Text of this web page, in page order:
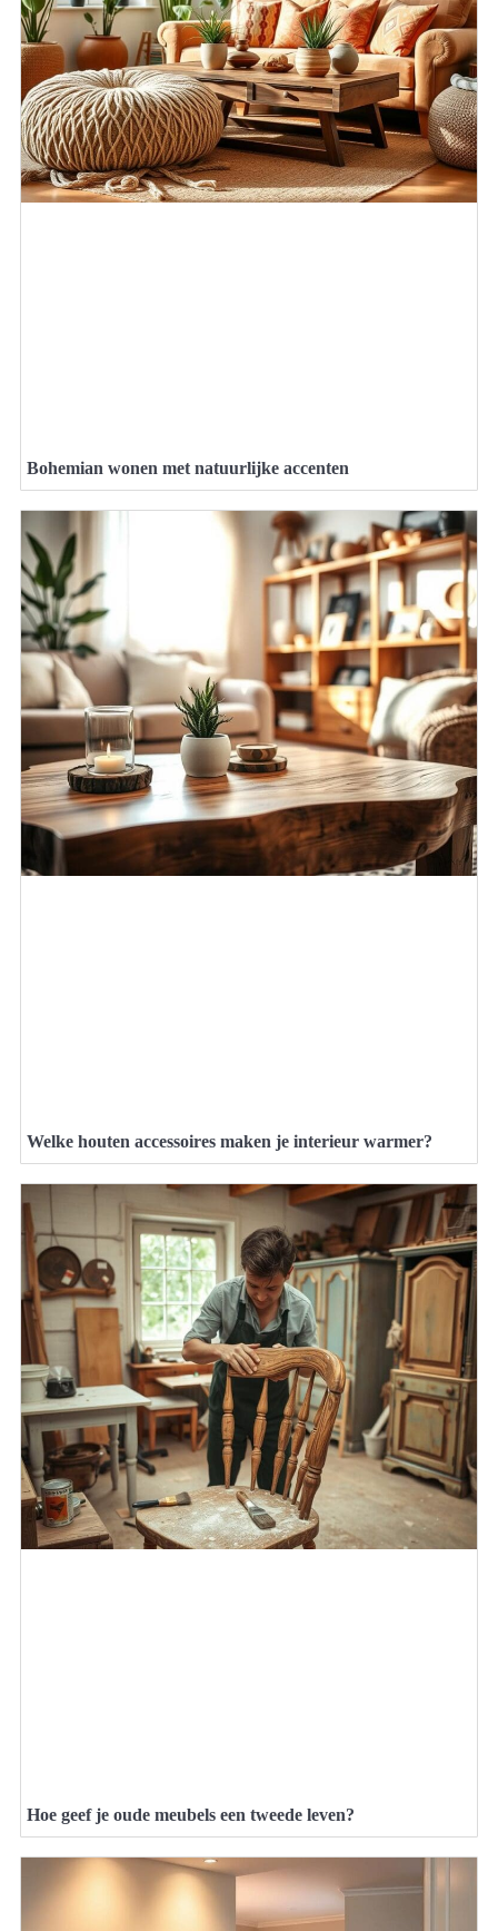
Bohemian wonen met natuurlijke accenten
Welke houten accessoires maken je interieur warmer?
Hoe geef je oude meubels een tweede leven?